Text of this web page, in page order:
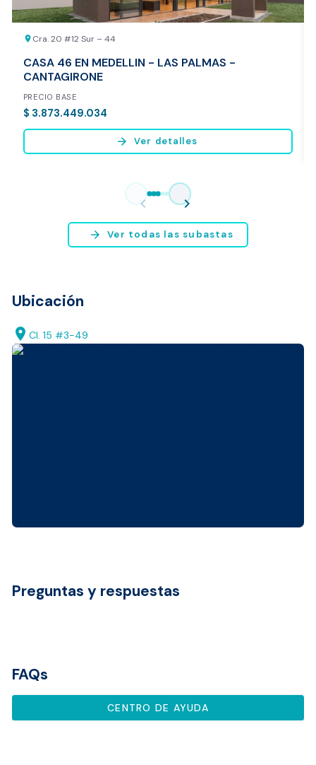
* Servicio disponible exclusivamente para inmuebles ubicados en
Bogotá y Medellín.
location_on Cra. 20 #12 Sur – 44
CASA 46 EN MEDELLIN - LAS PALMAS -
CANTAGIRONE
PRECIO BASE
$ 3.873.449.034
arrow_forward Ver detalles
chevron_left chevron_right
arrow_forward Ver todas las subastas
Ubicación
location_on Cl. 15 #3-49
Preguntas y respuestas
FAQs
CENTRO DE AYUDA